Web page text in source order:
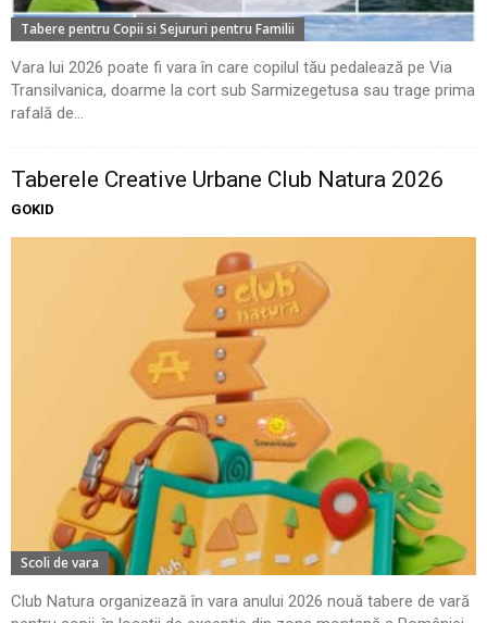
Tabere pentru Copii si Sejururi pentru Familii
Vara lui 2026 poate fi vara în care copilul tău pedalează pe Via
Transilvanica, doarme la cort sub Sarmizegetusa sau trage prima
rafală de...
Taberele Creative Urbane Club Natura 2026
GOKID
Scoli de vara
Club Natura organizează în vara anului 2026 nouă tabere de vară